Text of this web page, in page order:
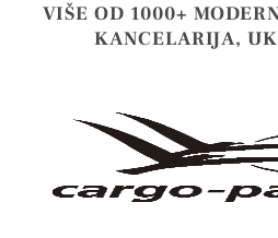
VIŠE OD 1000+
KANCELARIJA,